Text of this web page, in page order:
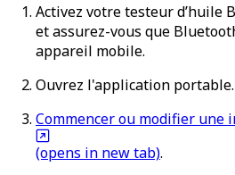
Activez votre testeur d’huile
et assurez-vous que
appareil mobile.
Ouvrez l'application portable.
Commencer ou modifier une
(opens in new tab).